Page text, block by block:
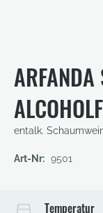
Bildergalerie
springen
entalk.
Art-Nr: 9501
Temperatur